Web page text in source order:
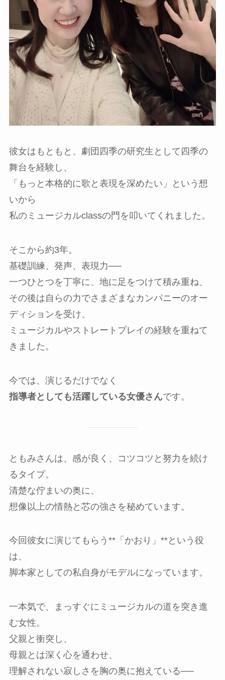
彼女はもともと、劇団四季の研究生として四季の
舞台を経験し、
「もっと本格的に歌と表現を深めたい」という想
いから
私のミュージカルclassの門を叩いてくれました。
そこから約3年。
基礎訓練、発声、表現力──
一つひとつを丁寧に、地に足をつけて積み重ね、
その後は自らの力でさまざまなカンパニーのオー
ディションを受け、
ミュージカルやストレートプレイの経験を重ねて
きました。
今では、演じるだけでなく
指導者としても活躍している女優さんです。
ともみさんは、感が良く、コツコツと努力を続け
るタイプ。
清楚な佇まいの奥に、
想像以上の情熱と芯の強さを秘めています。
今回彼女に演じてもらう**「かおり」**という役
は、
脚本家としての私自身がモデルになっています。
一本気で、まっすぐにミュージカルの道を突き進
む女性。
父親と衝突し、
母親とは深く心を通わせ、
理解されない寂しさを胸の奥に抱えている──